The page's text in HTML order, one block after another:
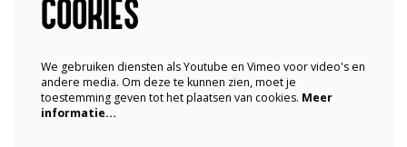
COOKIES
We gebruiken diensten als Youtube en Vimeo voor video's en
andere media. Om deze te kunnen zien, moet je
toestemming geven tot het plaatsen van cookies. Meer
informatie…